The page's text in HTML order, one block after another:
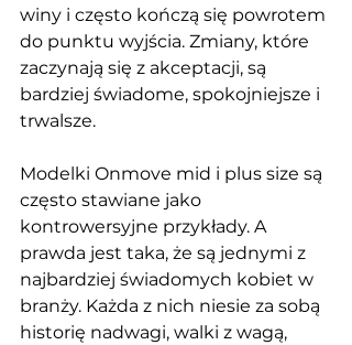
winy i często kończą się powrotem
do punktu wyjścia. Zmiany, które
zaczynają się z akceptacji, są
bardziej świadome, spokojniejsze i
trwalsze.
Modelki Onmove mid i plus size są
często stawiane jako
kontrowersyjne przykłady. A
prawda jest taka, że są jednymi z
najbardziej świadomych kobiet w
branży. Każda z nich niesie za sobą
historię nadwagi, walki z wagą,